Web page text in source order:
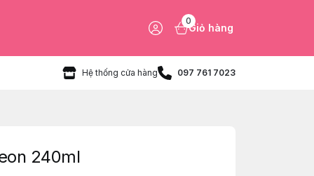
0
Giỏ hàng
Hệ thống cửa hàng 097 761 7023
240ml